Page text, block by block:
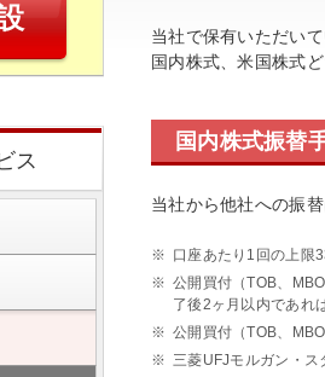
当社で保有いただい
国内株式、米国株式
国内株式振替
当社から他社への振
※ 口座あたり1回の上限
※ 公開買付（TOB、
了後2ヶ月以内であれ
※ 公開買付（TOB、
※ 三菱UFJモルガン・ス
ス